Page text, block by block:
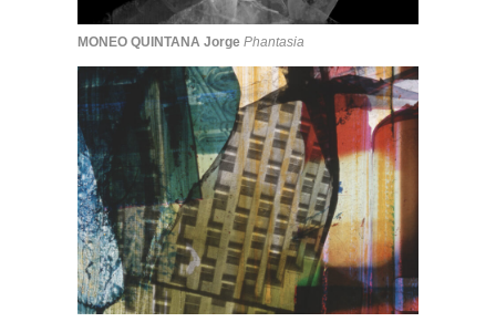
MONEO QUINTANA Jorge Phantasia